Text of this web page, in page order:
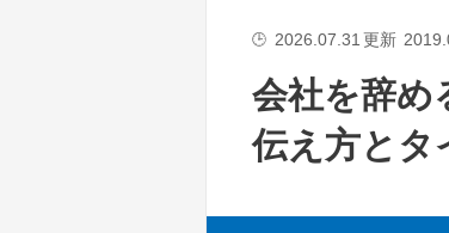
🕒 2026.07.31 更新
会社を辞め
伝え方とタ